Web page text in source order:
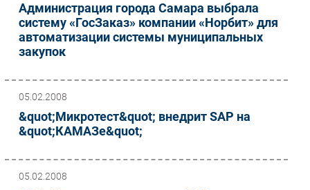
Маркетинг
Торговые сети
Оборудование
ПО
Outsourcing
Кадры
Регулирование
Web
Администрация города Самара выбрала
систему «ГосЗаказ» компании «Норбит» для
автоматизации системы муниципальных
закупок
05.02.2008
&quot;Микротест&quot; внедрит SAP на
&quot;КАМАЗе&quot;
05.02.2008